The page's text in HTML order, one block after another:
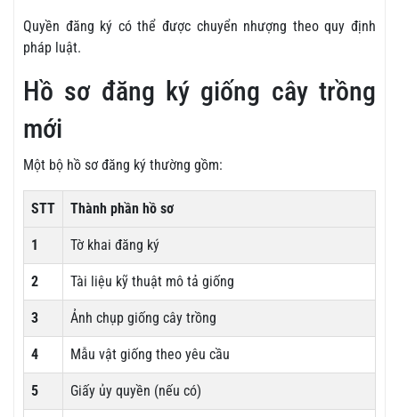
Quyền đăng ký có thể được chuyển nhượng theo quy định
pháp luật.
Hồ sơ đăng ký giống cây trồng
mới
Một bộ hồ sơ đăng ký thường gồm:
STT Thành phần hồ sơ
1 Tờ khai đăng ký
2 Tài liệu kỹ thuật mô tả giống
3 Ảnh chụp giống cây trồng
4 Mẫu vật giống theo yêu cầu
5 Giấy ủy quyền (nếu có)